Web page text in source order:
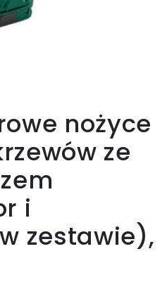
nożyce
ze
i
zestawie),